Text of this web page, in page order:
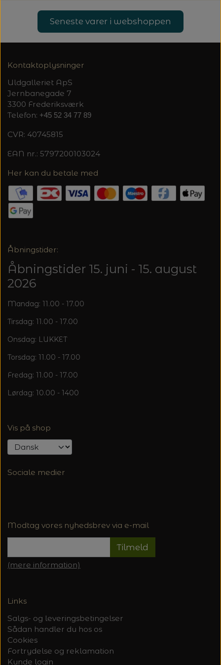
TRYKLÅSE
Seneste varer i webshoppen
Kontaktoplysninger
Uldgalleriet ApS
Jernbanegade 7
3300 Frederiksværk
Telefon: +45 52 34 77 89
CVR: 40745815
EAN nr.: 5797200103024
Her kan du betale med
Åbningstider:
Åbningstider 15. juni - 15. august
2026
Mandag: 11.00 - 17.00
Tirsdag: 11.00 - 17.00
Onsdag: LUKKET
Torsdag: 11.00 - 17.00
Fredag: 11.00 - 17.00
Lørdag: 10.00 - 1400
Vis på shop
Sociale medier
Modtag vores nyhedsbrev via e-mail
Tilmeld
(mere information)
Links
Salgs- og leveringsbetingelser
Sådan handler du hos os
Cookies
Fortrydelse og reklamation
Kunde login